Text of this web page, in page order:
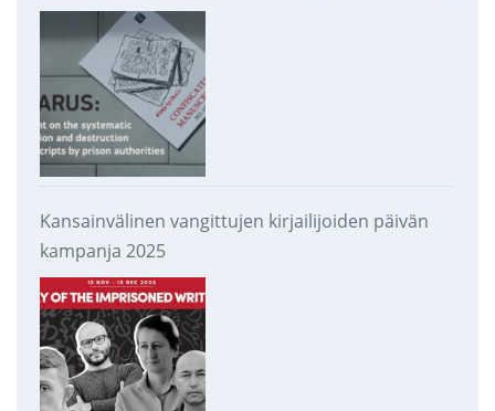
takavarikoinnista ja tuhoamisesta
Kansainvälinen vangittujen kirjailijoiden päivän
kampanja 2025